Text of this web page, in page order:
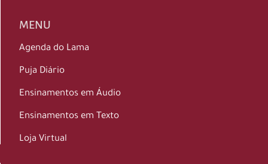
MENU
Agenda do Lama
Puja Diário
Ensinamentos em Áudio
Ensinamentos em Texto
Loja Virtual